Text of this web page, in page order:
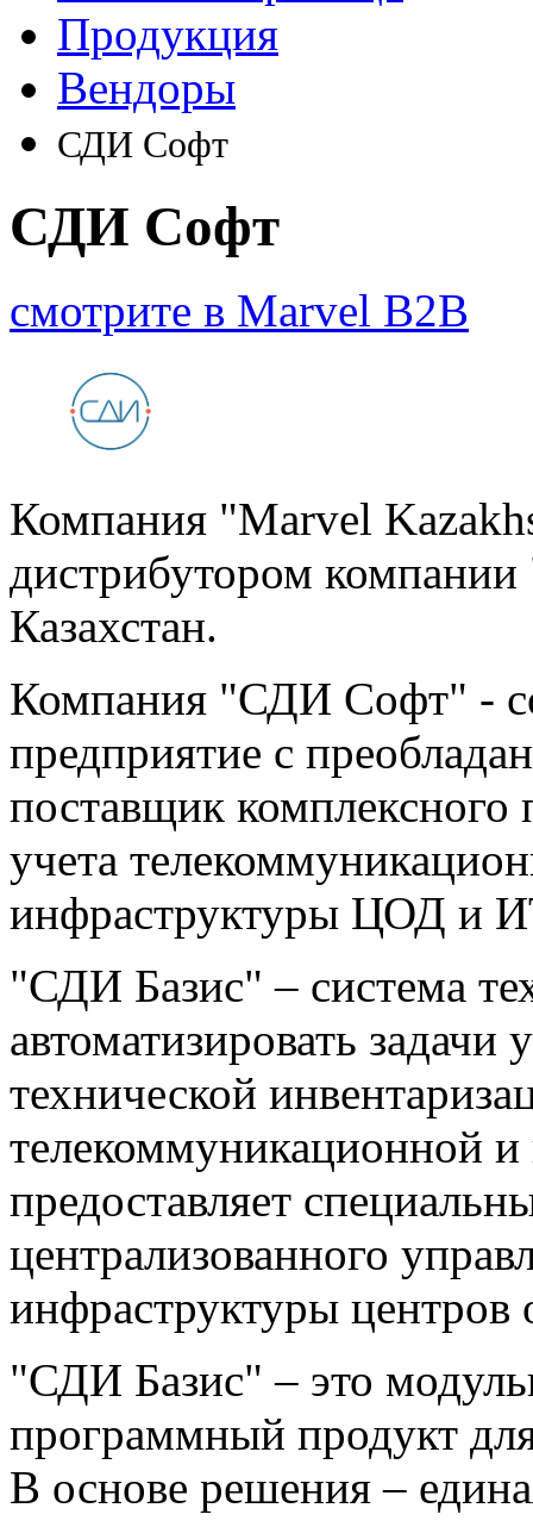
Продукция
Вендоры
СДИ Софт
СДИ Софт
смотрите в Marvel B2B
Компания "Marvel
дистрибутором
Казахстан.
Компания "СДИ Софт" -
предприятие с
поставщик
учета
инфраструктуры ЦОД и
"СДИ Базис" – система
автоматизировать задачи
технической
телекоммуникационной
предоставляет
централизованного
инфраструктуры
"СДИ Базис" – это
программный продукт
В основе решения –